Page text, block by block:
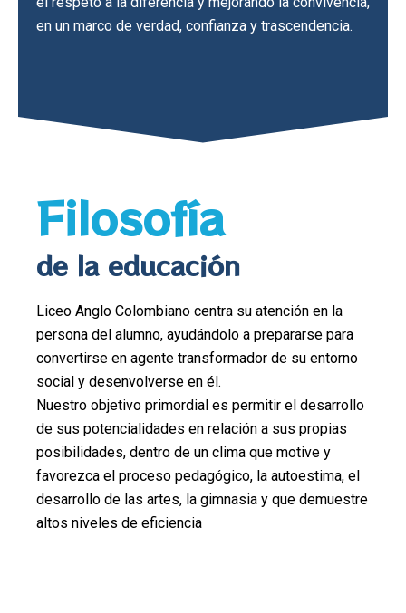
en un marco de verdad, confianza y trascendencia.
Filosofía
de la educación
Liceo Anglo Colombiano centra su atención en la
persona del alumno, ayudándolo a prepararse para
convertirse en agente transformador de su entorno
social y desenvolverse en él.
Nuestro objetivo primordial es permitir el desarrollo
de sus potencialidades en relación a sus propias
posibilidades, dentro de un clima que motive y
favorezca el proceso pedagógico, la autoestima, el
desarrollo de las artes, la gimnasia y que demuestre
altos niveles de eficiencia